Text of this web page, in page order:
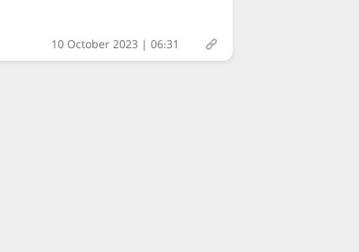
10 October 2023 | 06:31